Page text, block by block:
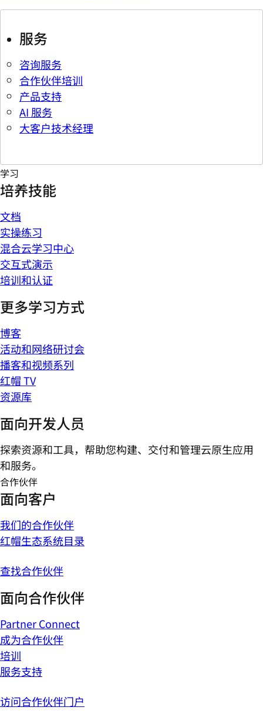
服务
咨询服务
合作伙伴培训
产品支持
AI 服务
大客户技术经理
学习
培养技能
文档
实操练习
混合云学习中心
交互式演示
培训和认证
更多学习方式
博客
活动和网络研讨会
播客和视频系列
红帽 TV
资源库
面向开发人员
探索资源和工具，帮助您构建、交付和管理云原生应用
和服务。
合作伙伴
面向客户
我们的合作伙伴
红帽生态系统目录
查找合作伙伴
面向合作伙伴
Partner Connect
成为合作伙伴
培训
服务支持
访问合作伙伴门户